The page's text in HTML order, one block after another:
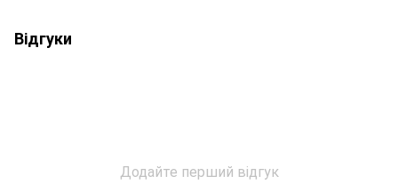
Відгуки
Додайте перший відгук